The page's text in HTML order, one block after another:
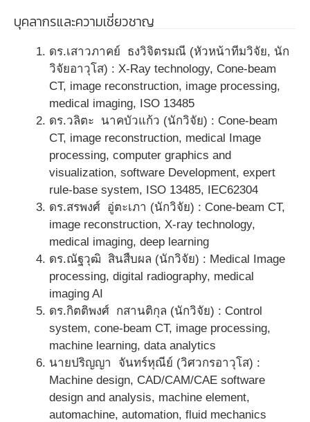
บุคลากรและความเชี่ยวชาญ
ดร.เสาวภาคย์ ธงวิจิตรมณี (หัวหน้าทีมวิจัย, นัก
วิจัยอาวุโส) : X-Ray technology, Cone-beam
CT, image reconstruction, image processing,
medical imaging, ISO 13485
ดร.วลิตะ นาคบัวแก้ว (นักวิจัย) : Cone-beam
CT, image reconstruction, medical Image
processing, computer graphics and
visualization, software Development, expert
rule-base system, ISO 13485, IEC62304
ดร.สรพงศ์ อู่ตะเภา (นักวิจัย) : Cone-beam CT,
image reconstruction, X-ray technology,
medical imaging, deep learning
ดร.ณัฐวุฒิ สินสืบผล (นักวิจัย) : Medical Image
processing, digital radiography, medical
imaging AI
ดร.กิตติพงศ์ กสานติกุล (นักวิจัย) : Control
system, cone-beam CT, image processing,
machine learning, data analytics
นายปริญญา จันทร์หุณีย์ (วิศวกรอาวุโส) :
Machine design, CAD/CAM/CAE software
design and analysis, machine element,
automachine, automation, fluid mechanics